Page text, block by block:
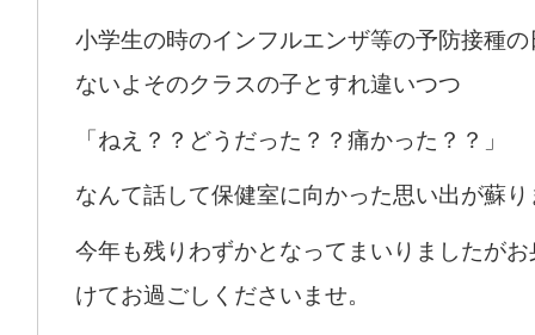
小学生の時のインフルエンザ等の予防接種
ないよそのクラスの子とすれ違いつつ
「ねえ？？どうだった？？痛かった？？」
なんて話して保健室に向かった思い出が蘇
今年も残りわずかとなってまいりましたが
けてお過ごしくださいませ。